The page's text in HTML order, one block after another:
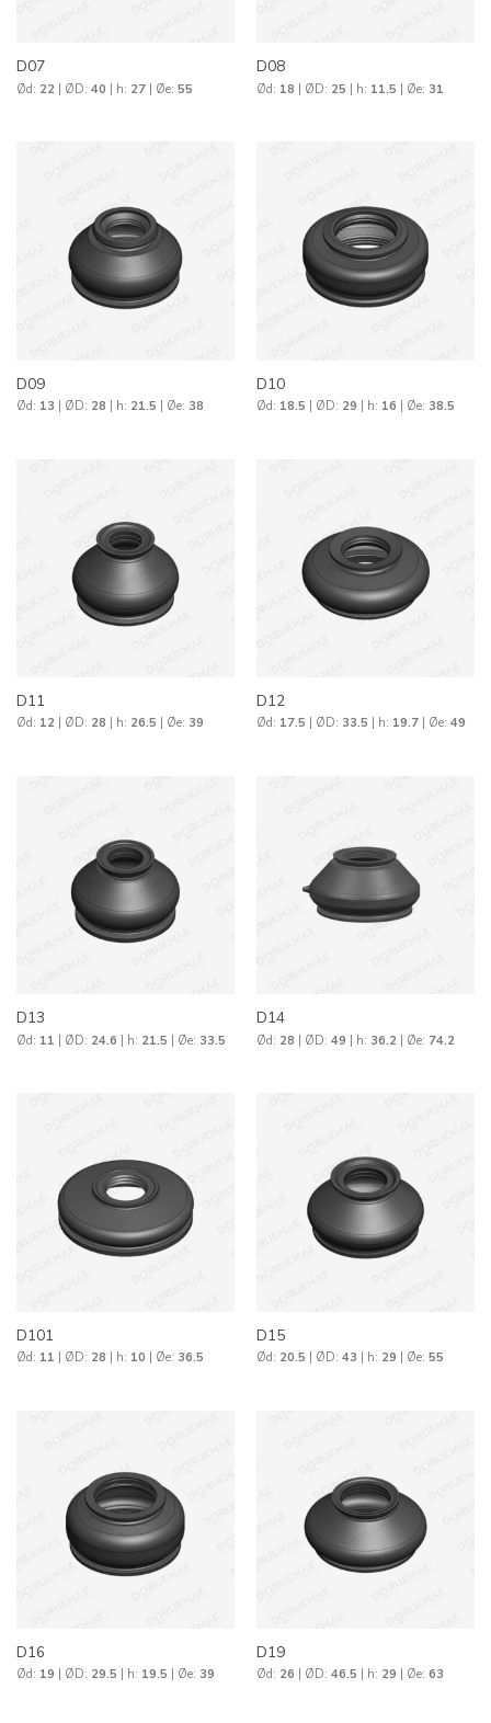
D07
Ød: 22| ØD: 40 | h: 27| Øe: 55
D08
Ød: 18 | ØD: 25 | h: 11.5 | Øe: 31
D09
Ød: 13 | ØD: 28 | h: 21.5 | Øe: 38
D10
Ød: 18.5 | ØD: 29 | h: 16 | Øe: 38.5
D11
Ød: 12| ØD: 28 | h: 26.5 | Øe: 39
D12
Ød: 17.5 | ØD: 33.5 | h: 19.7| Øe: 49
D13
Ød: 11 | ØD: 24.6 | h: 21.5 | Øe: 33.5
D14
Ød: 28 | ØD: 49 | h: 36.2| Øe: 74.2
D101
Ød: 11 | ØD: 28 | h: 10 | Øe: 36.5
D15
Ød: 20.5 | ØD: 43 | h: 29 | Øe: 55
D16
Ød: 19 | ØD: 29.5 | h: 19.5 | Øe: 39
D19
Ød: 26 | ØD: 46.5 | h: 29 | Øe: 63